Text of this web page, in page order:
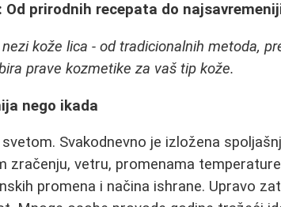
Od prirodnih recepata do
kože lica - od tradicionalnih metoda,
prave kozmetike za vaš tip kože.
nego ikada
Svakodnevno je izložena
zračenju, vetru, promenama
promena i načina ishrane. Upravo